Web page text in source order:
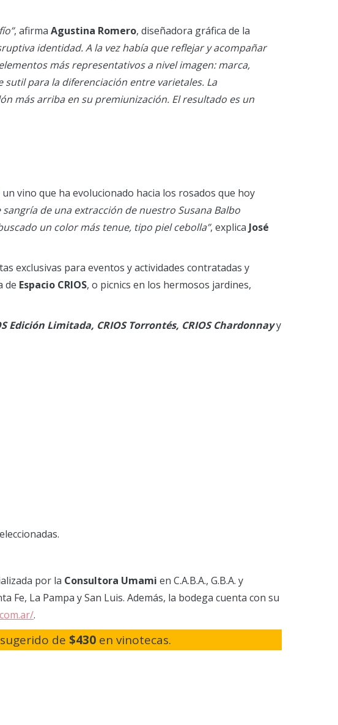
, afirma Agustina Romero, diseñadora gráfica de la
identidad. A la vez había que reflejar y acompañar
más representativos a nivel imagen: marca,
para la diferenciación entre varietales. La
más arriba en su premiunización. El resultado es un
un vino que ha evolucionado hacia los rosados que hoy
de una extracción de nuestro Susana Balbo
un color más tenue, tipo piel cebolla”, explica José
exclusivas para eventos y actividades contratadas y
de Espacio CRIOS, o picnics en los hermosos jardines,
Edición Limitada, CRIOS Torrontés, CRIOS Chardonnayy
por la Consultora Umami en C.A.B.A., G.B.A. y
Fe, La Pampa y San Luis. Además, la bodega cuenta con su
.
de $430 en vinotecas.